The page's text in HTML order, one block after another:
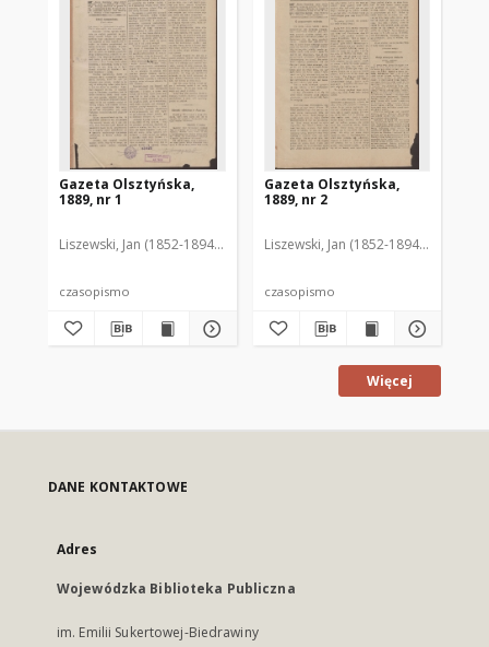
Gazeta Olsztyńska,
1889, nr 1
Liszewski, Jan (1852-1894). Red.
czasopismo
Gazeta Olsztyńska,
1889, nr 2
Liszewski, Jan (1852-1894). Red.
czasopismo
Więcej
DANE KONTAKTOWE
Adres
Wojewódzka Biblioteka Publiczna
im. Emilii Sukertowej-Biedrawiny